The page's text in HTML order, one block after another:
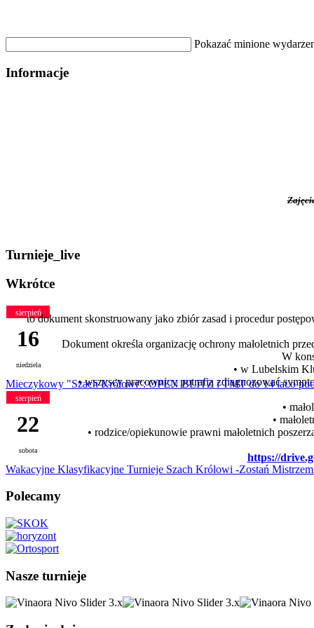
Pokazać minione
Informacje
to dokument skonstruowany jako zbiór zasad i procedur
Dokument określa organizację ochrony małoletnich
W
• w Lubelskim
• wszyscy pracownicy potrafią zdiagnozować
•
•
• rodzice/opiekunowie prawni małoletnich
https://
Turnieje_live
Wkrótce
sierpień
16
niedziela
Mieczykowy "Szach Królowi": OPEN BLITZ i TMT do 14 lat o
sierpień
22
sobota
Wakacyjne Klasyfikacyjne Turnieje Szach Królowi -Zostań
Polecamy
Nasze turnieje